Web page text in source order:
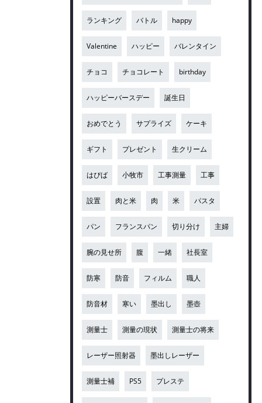
ランキング バトル happy
Valentine ハッピー バレンタイン
チョコ チョコレート birthday
ハッピーバースデー 誕生日
おめでとう サプライズ ケーキ
ギフト プレゼント 生クリーム
はぴば 小牧市 工事測量 工事
設置 肉と米 肉 米 パスタ
パン フランスパン 切り分け 主婦
腕の見せ所 腹 一緒 社長室
防寒 防音 フィルム 職人
防音材 寒い 墨出し 墨壺
測量士 測量の現状 測量士の将来
レーザー照射器 墨出しレーザー
測量士補 PS5 プレステ